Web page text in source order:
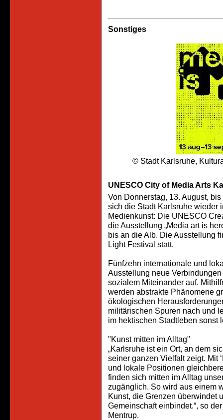
Sonstiges
© Stadt Karlsruhe,
UNESCO City of Media Arts
Von Donnerstag, 13. August,
sich die Stadt Karlsruhe wieder
Medienkunst: Die UNESCO
die Ausstellung „Media art is
bis an die Alb. Die Ausstellung
Light Festival statt.
Fünfzehn internationale und
Ausstellung neue
sozialem Miteinander auf.
werden abstrakte Phänomene
ökologischen
militärischen Spuren nach und
im hektischen Stadtleben sonst
"Kunst mitten im Alltag"
„Karlsruhe ist ein Ort, an dem
seiner ganzen Vielfalt zeigt. Mit
und lokale Positionen
finden sich mitten im Alltag
zugänglich. So wird aus einem
Kunst, die Grenzen überwindet
Gemeinschaft einbindet.“, so
Mentrup.